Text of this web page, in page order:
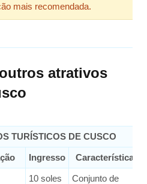
mais recomendada.
atrativos
TURÍSTICOS DE CUSCO
Ingresso Característica
10 soles
Conjunto de